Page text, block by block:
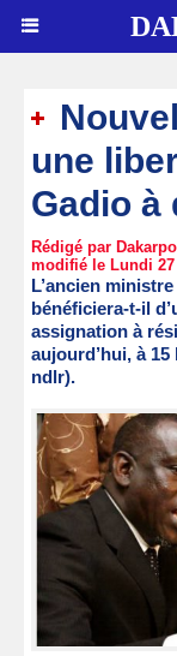
une
Gadio à
Rédigé par
modifié le Lundi 27
L’ancien
bénéficiera-t-il
assignation à
aujourd’hui, à
ndlr).